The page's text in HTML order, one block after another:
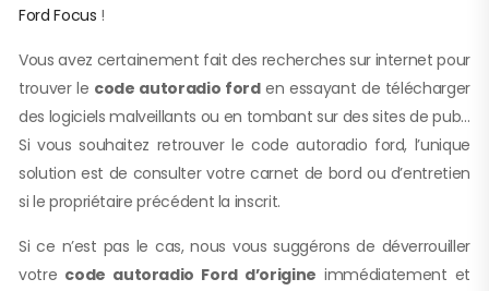
Ford Focus !
Vous avez certainement fait des recherches sur internet pour
trouver le code autoradio forden essayant de télécharger
des logiciels malveillants ou en tombant sur des sites de pub…
Si vous souhaitez retrouver le code autoradio ford, l’unique
solution est de consulter votre carnet de bord ou d’entretien
si le propriétaire précédent la inscrit.
Si ce n’est pas le cas, nous vous suggérons de déverrouiller
votre code autoradio Ford d’origine immédiatement et